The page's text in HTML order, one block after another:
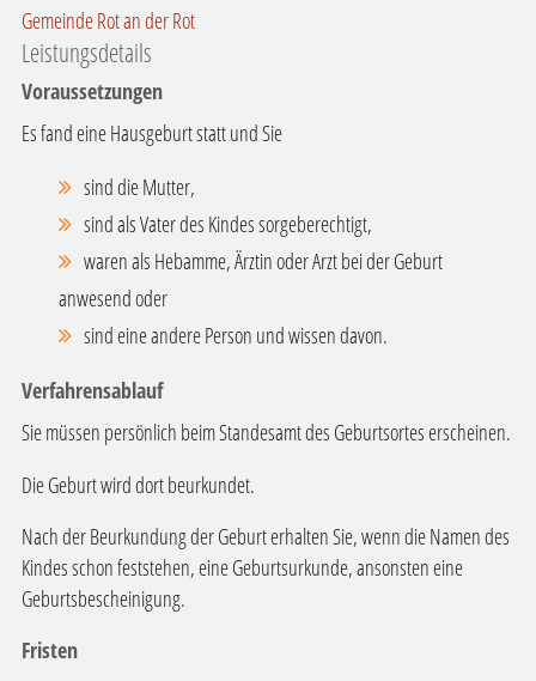
Gemeinde Rot an der Rot
Leistungsdetails
Voraussetzungen
Es fand eine Hausgeburt statt und Sie
sind die Mutter,
sind als Vater des Kindes sorgeberechtigt,
waren als Hebamme, Ärztin oder Arzt bei der Geburt
anwesend oder
sind eine andere Person und wissen davon.
Verfahrensablauf
Sie müssen persönlich beim Standesamt des Geburtsortes erscheinen.
Die Geburt wird dort beurkundet.
Nach der Beurkundung der Geburt erhalten Sie, wenn die Namen des
Kindes schon feststehen, eine Geburtsurkunde, ansonsten eine
Geburtsbescheinigung.
Fristen